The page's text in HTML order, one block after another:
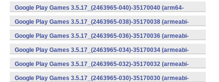
v8a) (Android)
Google Play Games 3.5.17_(2463965-040)-35170040 (arm64-
v8a) (Android)
Google Play Games 3.5.17_(2463965-038)-35170038 (armeabi-
v7a) (Android)
Google Play Games 3.5.17_(2463965-036)-35170036 (armeabi-
v7a) (Android)
Google Play Games 3.5.17_(2463965-034)-35170034 (armeabi-
v7a) (Android)
Google Play Games 3.5.17_(2463965-032)-35170032 (armeabi-
v7a) (Android)
Google Play Games 3.5.17_(2463965-030)-35170030 (armeabi-